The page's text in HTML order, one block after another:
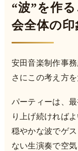
“波”を作る
会全体の
安田音楽制作事
さにこの考え方
パーティーは、
り上げ続ければ
穏やかな波でゲ
ない生演奏で空